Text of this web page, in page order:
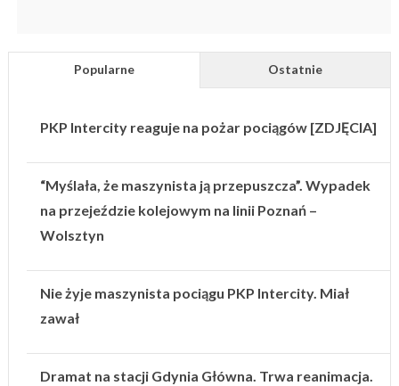
Popularne Ostatnie
PKP Intercity reaguje na pożar pociągów [ZDJĘCIA]
“Myślała, że maszynista ją przepuszcza”. Wypadek
na przejeździe kolejowym na linii Poznań –
Wolsztyn
Nie żyje maszynista pociągu PKP Intercity. Miał
zawał
Dramat na stacji Gdynia Główna. Trwa reanimacja.